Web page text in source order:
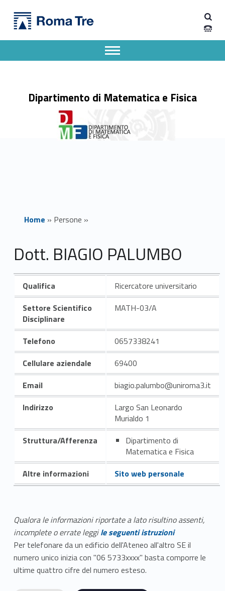
Dott. BIAGIO PALUMBO insegnamenti - Dipartimento di Matematica e Fisica
Dipartimento di Matematica e Fisica dell'Università degli Studi Roma Tre
Dipartimento di Matematica e Fisica
Apri il menu secondario
Header info sidebar
Home » Persone »
Dott. BIAGIO PALUMBO
Qualifica
Ricercatore universitario
Settore Scientifico
Disciplinare
MATH-03/A
Telefono
0657338241
Cellulare aziendale
69400
Email
biagio.palumbo@uniroma3.it
Indirizzo
Largo San Leonardo
Murialdo 1
Struttura/Afferenza
Dipartimento di
Matematica e Fisica
Altre informazioni
Sito web personale
Qualora le informazioni riportate a lato risultino assenti,
incomplete o errate leggile seguenti istruzioni
Per telefonare da un edificio dell'Ateneo all'altro SE il
numero unico inizia con "06 5733xxxx" basta comporre le
ultime quattro cifre del numero esteso.